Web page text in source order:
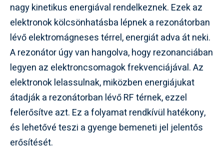
nagy kinetikus energiával rendelkeznek. Ezek az
elektronok kölcsönhatásba lépnek a rezonátorban
lévő elektromágneses térrel, energiát adva át neki.
A rezonátor úgy van hangolva, hogy rezonanciában
legyen az elektroncsomagok frekvenciájával. Az
elektronok lelassulnak, miközben energiájukat
átadják a rezonátorban lévő RF térnek, ezzel
felerősítve azt. Ez a folyamat rendkívül hatékony,
és lehetővé teszi a gyenge bemeneti jel jelentős
erősítését.